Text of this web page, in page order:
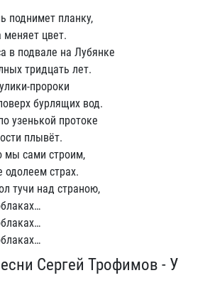
поднимет планку,
цвет.
в подвале на Лубянке
тридцать лет.
пророки
бурлящих вод.
узенькой протоке
плывёт.
мы сами строим,
одолеем страх.
тучи над страною,
Сергей Трофимов - У